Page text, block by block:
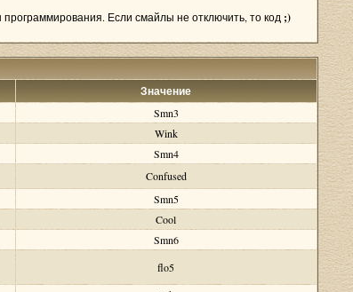
Если смайлы не отключить, то код ;)
Значение
Smn3
Wink
Smn4
Confused
Smn5
Cool
Smn6
flo5